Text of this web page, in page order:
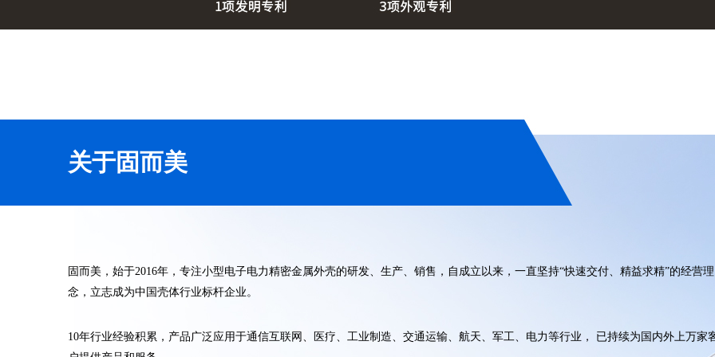
关于固而美
固而美，始于2016年，专注小型电子电力精密金属外壳的研发、生产、销售，自成立以来，一直坚持“快速交付、精益求精”的经营理
念，立志成为中国壳体行业标杆企业。
10年行业经验积累，产品广泛应用于通信互联网、医疗、工业制造、交通运输、航天、军工、电力等行业， 已持续为国内外上万家